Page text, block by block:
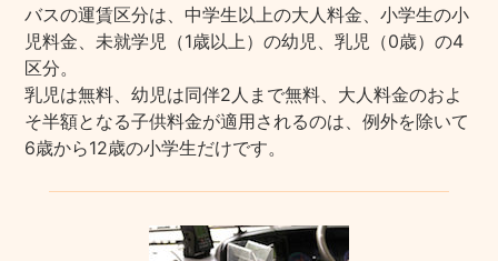
バスの運賃区分は、中学生以上の大人料金、小学生の小
児料金、未就学児（1歳以上）の幼児、乳児（0歳）の4
区分。
乳児は無料、幼児は同伴2人まで無料、大人料金のおよ
そ半額となる子供料金が適用されるのは、例外を除いて
6歳から12歳の小学生だけです。